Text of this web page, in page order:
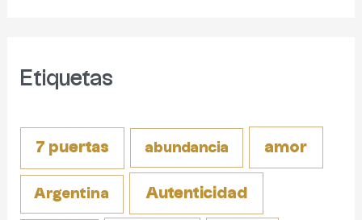
Etiquetas
7 puertas abundancia amor
Argentina Autenticidad